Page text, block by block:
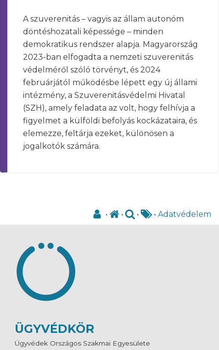
A szuverenitás – vagyis az állam autonóm
döntéshozatali képessége – minden
demokratikus rendszer alapja. Magyarország
2023-ban elfogadta a nemzeti szuverenitás
védelméről szóló törvényt, és 2024
februárjától működésbe lépett egy új állami
intézmény, a Szuverenitásvédelmi Hivatal
(SZH), amely feladata az volt, hogy felhívja a
figyelmet a külföldi befolyás kockázataira, és
elemezze, feltárja ezeket, különösen a
jogalkotók számára.
• • • • Adatvédelem
ÜGYVÉDKÖR
Ügyvédek Országos Szakmai Egyesülete